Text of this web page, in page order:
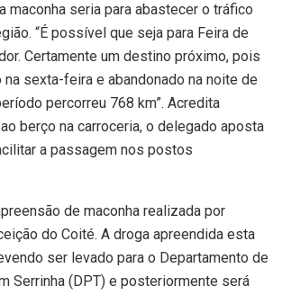
maconha seria para abastecer o tráfico
“É possível que seja para Feira de
Certamente um destino próximo, pois
sexta-feira e abandonado na noite de
percorreu 768 km”. Acredita
berço na carroceria, o delegado aposta
a passagem nos postos
de maconha realizada por
do Coité. A droga apreendida esta
ser levado para o Departamento de
Serrinha (DPT) e posteriormente será